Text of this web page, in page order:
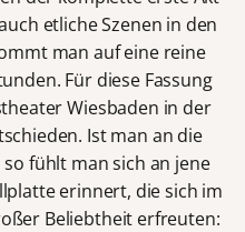
etliche Szenen in den
man auf eine reine
Für diese Fassung
Wiesbaden in der
Ist man an die
fühlt man sich an jene
erinnert, die sich im
Beliebtheit erfreuten: